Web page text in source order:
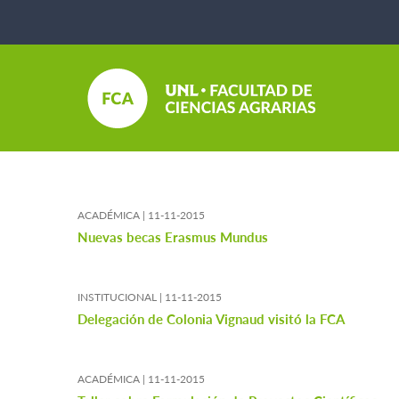
ACADÉMICA | 11-11-2015
Nuevas becas Erasmus Mundus
INSTITUCIONAL | 11-11-2015
Delegación de Colonia Vignaud visitó la FCA
ACADÉMICA | 11-11-2015